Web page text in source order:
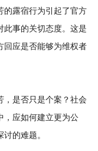
露宿行为引起了官方
此事的关切态度。这是
回应是否能够为维权者
是否只是个案？社会
，应如何建立更为公
的难题。